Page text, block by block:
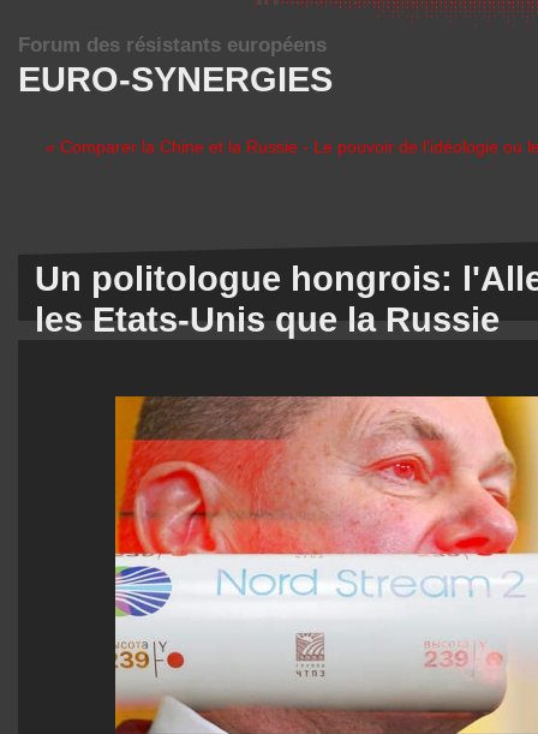
EURO-SYNERGIES
Forum des résistants européens
« Comparer la Chine et la Russie - Le pouvoir de l'idéologie ou
Un politologue hongrois:
les Etats-Unis que la Russie